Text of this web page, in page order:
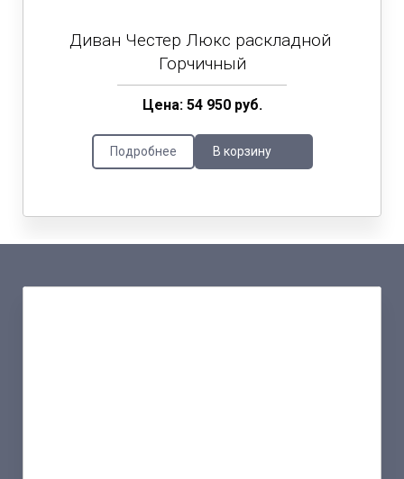
Диван Честер Люкс раскладной
Горчичный
Цена: 54 950 руб.
Подробнее В корзину